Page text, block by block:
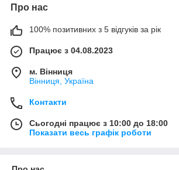
Про нас
100% позитивних з 5 відгуків за рік
Працює з 04.08.2023
м. Вінниця
Вінниця, Україна
Контакти
Сьогодні працює з 10:00 до 18:00
Показати весь графік роботи